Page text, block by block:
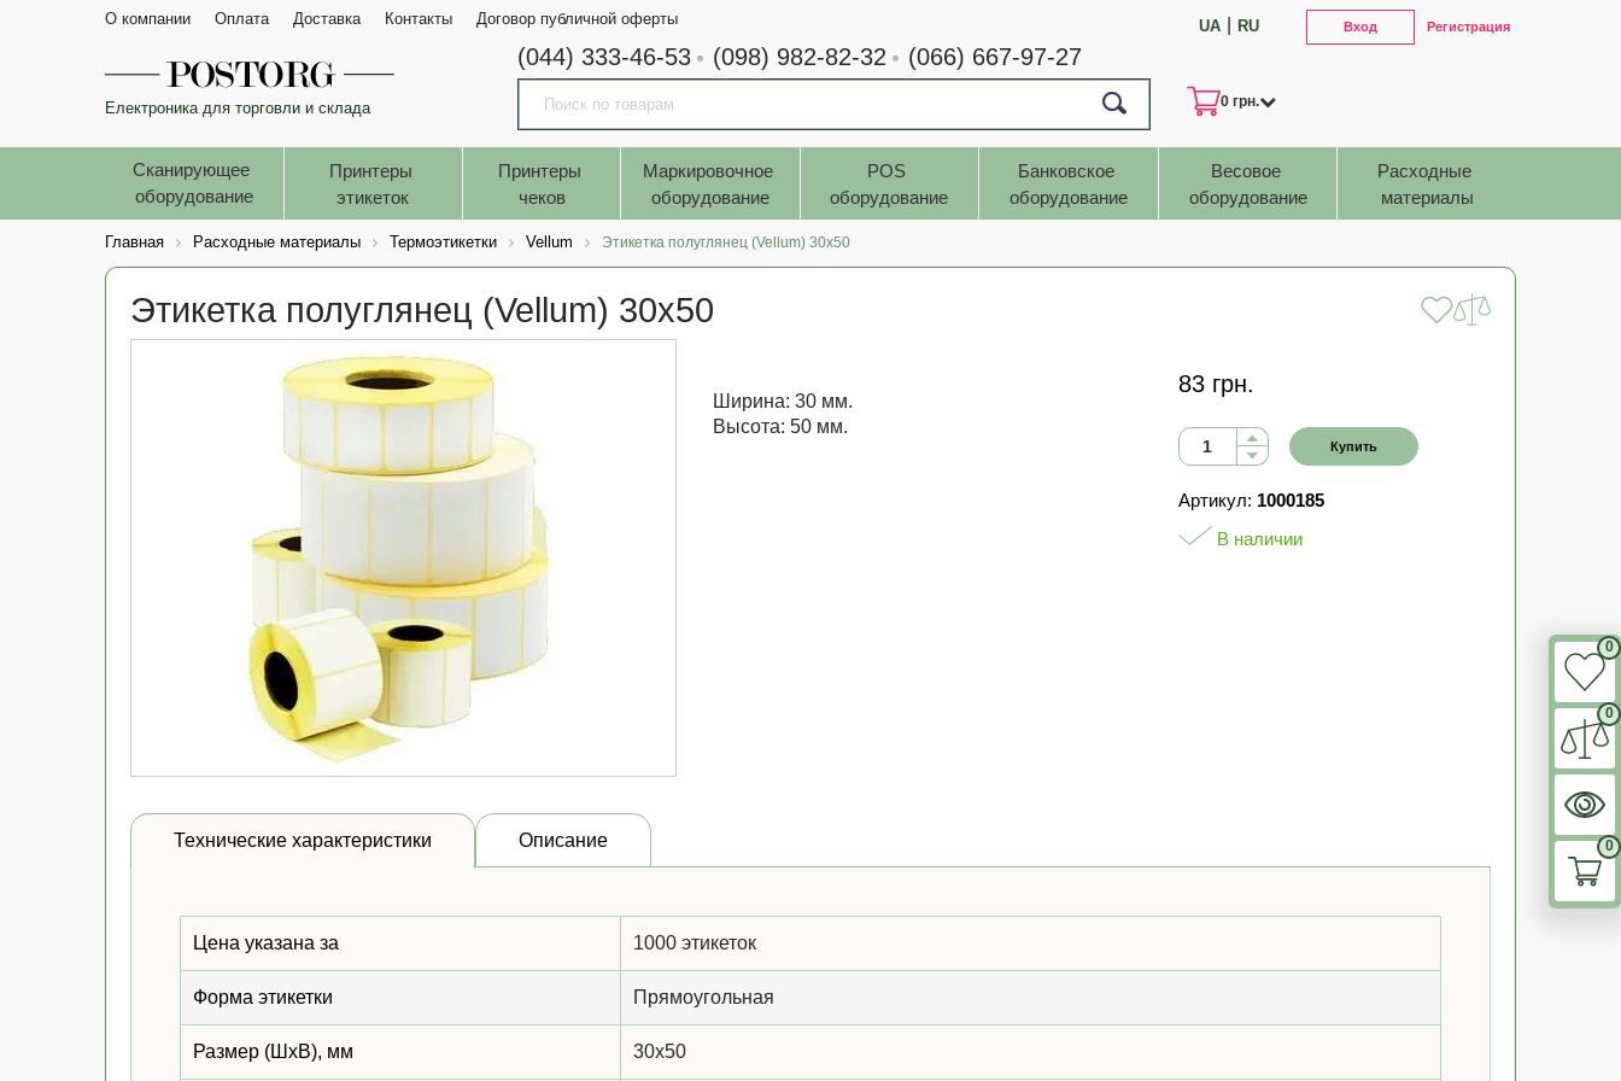
0
0
0
О компании Оплата Доставка Контакты Договор публичной оферты UA RU Вход Регистрация
Електроника для торговли и склада
(044) 333-46-53 (098) 982-82-32 (066) 667-97-27
0 грн.
Сканирующее
оборудование
Принтеры
этикеток
Принтеры
чеков
Маркировочное
оборудование
POS
оборудование
Банковское
оборудование
Весовое
оборудование
Расходные
материалы
Главная Расходные материалы Термоэтикетки Vellum Этикетка полуглянец (Vellum) 30x50
Этикетка полуглянец (Vellum) 30x50
Ширина: 30 мм.
Высота: 50 мм.
83 грн.
Купить
Артикул: 1000185
В наличии
Технические характеристики Описание
Цена указана за 1000 этикеток
Форма этикетки Прямоугольная
Размер (ШхВ), мм 30x50